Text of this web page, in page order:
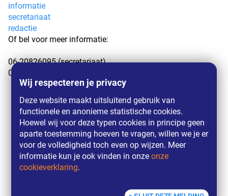
Wij respecteren je privacy
Deze website maakt uitsluitend gebruik van
functionele en anonieme statistische cookies.
Hoewel wij voor deze typen cookies in principe geen
aparte toestemming hoeven te vragen, willen we je er
voor de volledigheid toch even op wijzen. Meer
informatie kun je ook vinden in onzeonze
cookieverklaring.
informatie
secretariaat
redactie
Of bel voor meer informatie:
06-20826095 (secretariaat)
06-27282198 (redactie)
copyright © 2026 Beroeps Organisatie Kunstenaars